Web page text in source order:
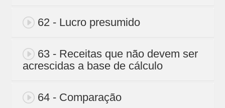
62 - Lucro presumido
63 - Receitas que não devem ser
acrescidas a base de cálculo
64 - Comparação